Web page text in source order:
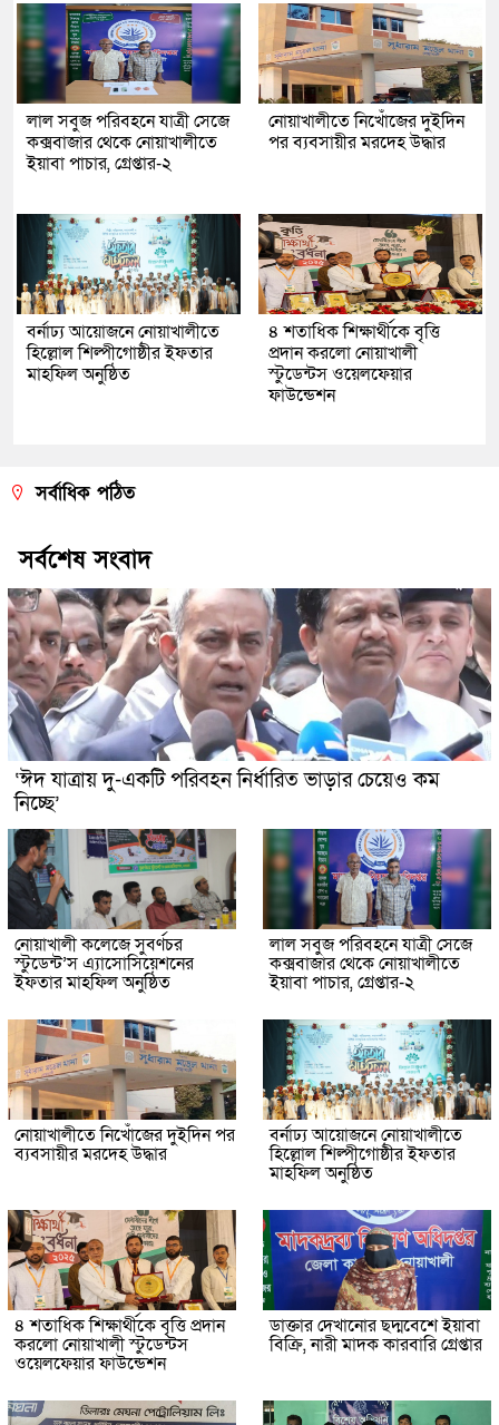
লাল সবুজ পরিবহনে যাত্রী সেজে
কক্সবাজার থেকে নোয়াখালীতে
ইয়াবা পাচার, গ্রেপ্তার-২
নোয়াখালীতে নিখোঁজের দুইদিন
পর ব্যবসায়ীর মরদেহ উদ্ধার
বর্নাঢ্য আয়োজনে নোয়াখালীতে
হিল্লোল শিল্পীগোষ্ঠীর ইফতার
মাহফিল অনুষ্ঠিত
৪ শতাধিক শিক্ষার্থীকে বৃত্তি
প্রদান করলো নোয়াখালী
স্টুডেন্টস ওয়েলফেয়ার
ফাউন্ডেশন
সর্বাধিক পঠিত
সর্বশেষ সংবাদ
‘ঈদ যাত্রায় দু-একটি পরিবহন নির্ধারিত ভাড়ার চেয়েও কম
নিচ্ছে’
নোয়াখালী কলেজে সুবর্ণচর
স্টুডেন্ট’স এ্যাসোসিয়েশনের
ইফতার মাহফিল অনুষ্ঠিত
লাল সবুজ পরিবহনে যাত্রী সেজে
কক্সবাজার থেকে নোয়াখালীতে
ইয়াবা পাচার, গ্রেপ্তার-২
নোয়াখালীতে নিখোঁজের দুইদিন পর
ব্যবসায়ীর মরদেহ উদ্ধার
বর্নাঢ্য আয়োজনে নোয়াখালীতে
হিল্লোল শিল্পীগোষ্ঠীর ইফতার
মাহফিল অনুষ্ঠিত
৪ শতাধিক শিক্ষার্থীকে বৃত্তি প্রদান
করলো নোয়াখালী স্টুডেন্টস
ওয়েলফেয়ার ফাউন্ডেশন
ডাক্তার দেখানোর ছদ্মবেশে ইয়াবা
বিক্রি, নারী মাদক কারবারি গ্রেপ্তার